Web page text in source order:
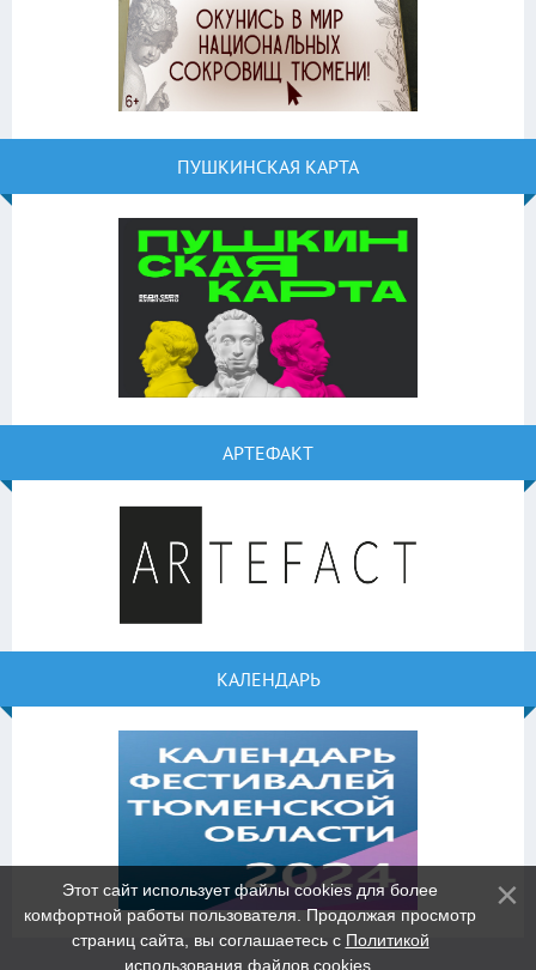
ПУШКИНСКАЯ КАРТА
АРТЕФАКТ
КАЛЕНДАРЬ
Этот сайт использует файлы cookies для более
комфортной работы пользователя. Продолжая просмотр
страниц сайта, вы соглашаетесь с Политикой
использования файлов cookies